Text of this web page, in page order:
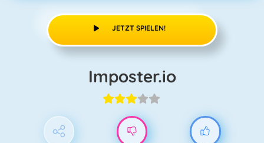
JETZT SPIELEN!
Imposter.io